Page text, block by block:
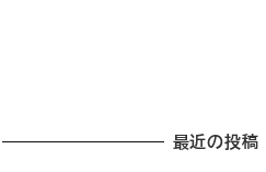
最近の投稿